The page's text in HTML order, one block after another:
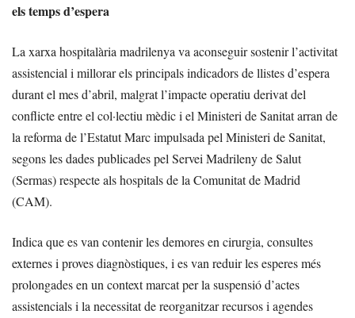
els temps d’espera
La xarxa hospitalària madrilenya va aconseguir sostenir l’activitat
assistencial i millorar els principals indicadors de llistes d’espera
durant el mes d’abril, malgrat l’impacte operatiu derivat del
conflicte entre el col·lectiu mèdic i el Ministeri de Sanitat arran de
la reforma de l’Estatut Marc impulsada pel Ministeri de Sanitat,
segons les dades publicades pel Servei Madrileny de Salut
(Sermas) respecte als hospitals de la Comunitat de Madrid
(CAM).
Indica que es van contenir les demores en cirurgia, consultes
externes i proves diagnòstiques, i es van reduir les esperes més
prolongades en un context marcat per la suspensió d’actes
assistencials i la necessitat de reorganitzar recursos i agendes